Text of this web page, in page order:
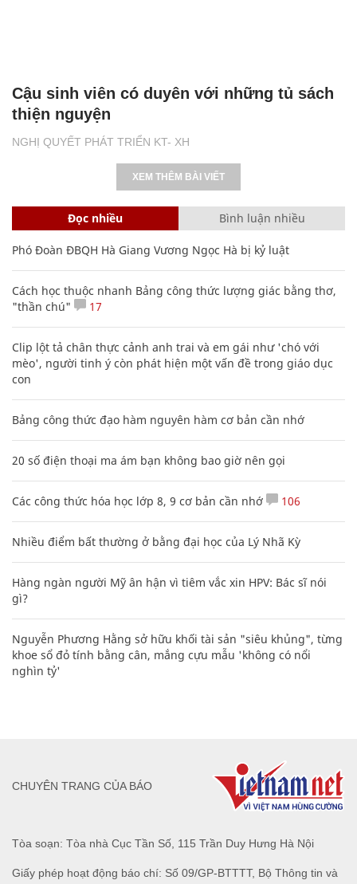
NGHỊ QUYẾT PHÁT TRIỂN KT- XH
Cậu sinh viên có duyên với những tủ sách
thiện nguyện
XEM THÊM BÀI VIẾT
Đọc nhiều Bình luận nhiều
Phó Đoàn ĐBQH Hà Giang Vương Ngọc Hà bị kỷ luật
Cách học thuộc nhanh Bảng công thức lượng giác bằng thơ,
"thần chú"
17
Clip lột tả chân thực cảnh anh trai và em gái như 'chó với
mèo', người tinh ý còn phát hiện một vấn đề trong giáo dục
con
Bảng công thức đạo hàm nguyên hàm cơ bản cần nhớ
20 số điện thoại ma ám bạn không bao giờ nên gọi
Các công thức hóa học lớp 8, 9 cơ bản cần nhớ 106
Nhiều điểm bất thường ở bằng đại học của Lý Nhã Kỳ
Hàng ngàn người Mỹ ân hận vì tiêm vắc xin HPV: Bác sĩ nói
gì?
Nguyễn Phương Hằng sở hữu khối tài sản "siêu khủng", từng
khoe sổ đỏ tính bằng cân, mắng cựu mẫu 'không có nổi
nghìn tỷ'
Tòa soạn: Tòa nhà Cục Tần Số, 115 Trần Duy Hưng Hà Nội
Giấy phép hoạt động báo chí: Số 09/GP-BTTTT, Bộ Thông tin và
CHUYÊN TRANG CỦA BÁO